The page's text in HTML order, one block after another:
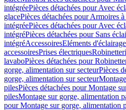
intégréePièces détachées pour Avec
glacePièces détachées pour Armoires
intégréePièces détachées pour Avec
intégréPièces détachées pour Sans
intégréAccessoiresEléments d'éclairage
accessoiresPrises électriques
lavaboPièces détachées pour
gorge, alimentation sur secteurPièces
gorge, alimentation sur secteur
pilesPièces détachées pour Montage
pilesMontage sur gorge, alimentation
pour Montage sur gorge, alimentation